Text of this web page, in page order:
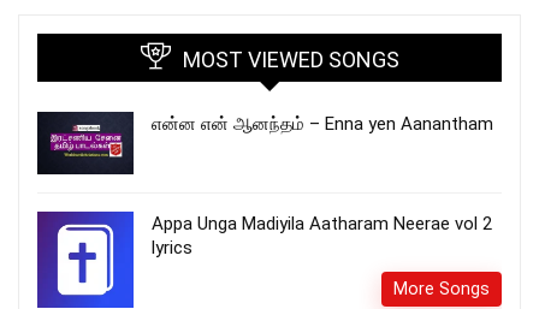
MOST VIEWED SONGS
என்ன என் ஆனந்தம் – Enna yen Aanantham
Appa Unga Madiyila Aatharam Neerae vol 2
lyrics
More Songs